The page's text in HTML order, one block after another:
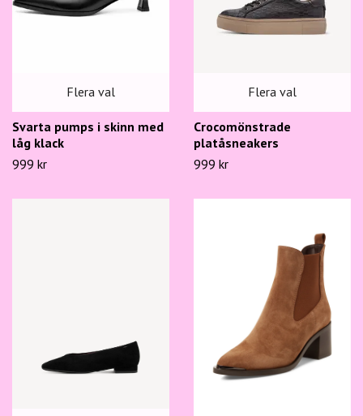
Flera val
Svarta pumps i skinn med
låg klack
999 kr
Flera val
Crocomönstrade
platåsneakers
999 kr